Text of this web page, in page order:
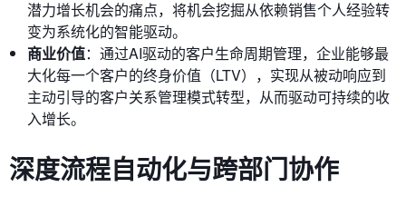
潜力增长机会的痛点，将机会挖掘从依赖销售个人经验转
变为系统化的智能驱动。
商业价值：通过AI驱动的客户生命周期管理，企业能够最
大化每一个客户的终身价值（LTV），实现从被动响应到
主动引导的客户关系管理模式转型，从而驱动可持续的收
入增长。
深度流程自动化与跨部门协作